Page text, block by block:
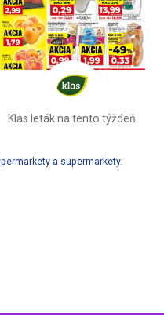
Klas leták na tento týždeň
a supermarkety.